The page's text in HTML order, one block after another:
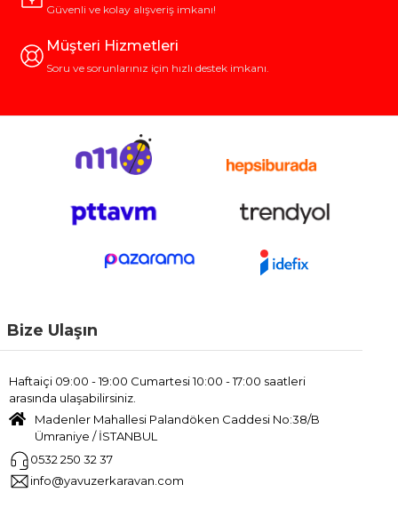
Güvenli ve kolay alışveriş imkanı!
Müşteri Hizmetleri
Soru ve sorunlarınız için hızlı destek imkanı.
Bize Ulaşın
Haftaiçi 09:00 - 19:00 Cumartesi 10:00 - 17:00 saatleri
arasında ulaşabilirsiniz.
Madenler Mahallesi Palandöken Caddesi No:38/B
Ümraniye / İSTANBUL
0532 250 32 37
info@yavuzerkaravan.com